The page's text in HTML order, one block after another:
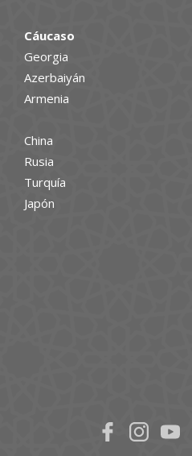
Cáucaso
Georgia
Azerbaiyán
Armenia
China
Rusia
Turquía
Japón